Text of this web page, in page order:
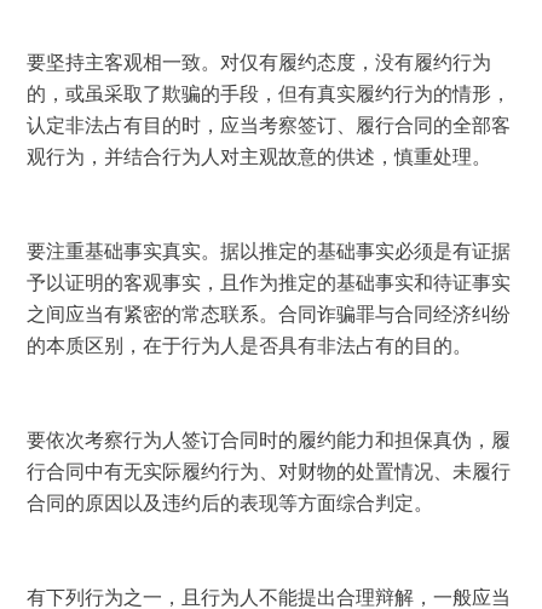
要坚持主客观相一致。对仅有履约态度，没有履约行为
的，或虽采取了欺骗的手段，但有真实履约行为的情形，
认定非法占有目的时，应当考察签订、履行合同的全部客
观行为，并结合行为人对主观故意的供述，慎重处理。
要注重基础事实真实。据以推定的基础事实必须是有证据
予以证明的客观事实，且作为推定的基础事实和待证事实
之间应当有紧密的常态联系。合同诈骗罪与合同经济纠纷
的本质区别，在于行为人是否具有非法占有的目的。
要依次考察行为人签订合同时的履约能力和担保真伪，履
行合同中有无实际履约行为、对财物的处置情况、未履行
合同的原因以及违约后的表现等方面综合判定。
有下列行为之一，且行为人不能提出合理辩解，一般应当